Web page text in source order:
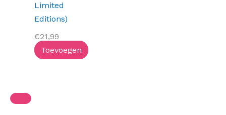
Limited
Editions)
€21,99
Toevoegen